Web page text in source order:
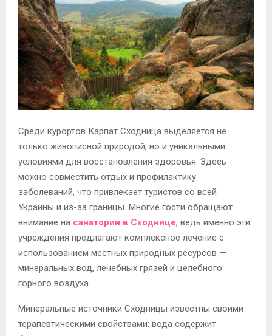
Среди курортов Карпат Сходница выделяется не
только живописной природой, но и уникальными
условиями для восстановления здоровья. Здесь
можно совместить отдых и профилактику
заболеваний, что привлекает туристов со всей
Украины и из-за границы. Многие гости обращают
внимание на санатории в Сходнице, ведь именно эти
учреждения предлагают комплексное лечение с
использованием местных природных ресурсов —
минеральных вод, лечебных грязей и целебного
горного воздуха.
Минеральные источники Сходницы известны своими
терапевтическими свойствами: вода содержит